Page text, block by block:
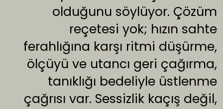
olduğunu söylüyor. Çözüm
reçetesi yok; hızın sahte
ferahlığına karşı ritmi düşürme,
ölçüyü ve utancı geri çağırma,
tanıklığı bedeliyle üstlenme
çağrısı var. Sessizlik kaçış değil,